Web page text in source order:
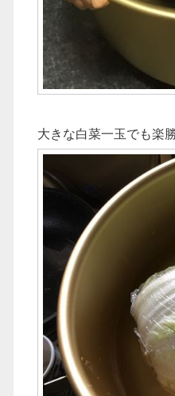
大きな白菜一玉でも楽